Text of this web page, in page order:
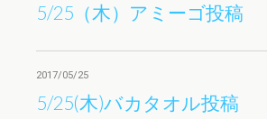
5/25（木）アミーゴ投稿
2017/05/25
5/25(木)バカタオル投稿